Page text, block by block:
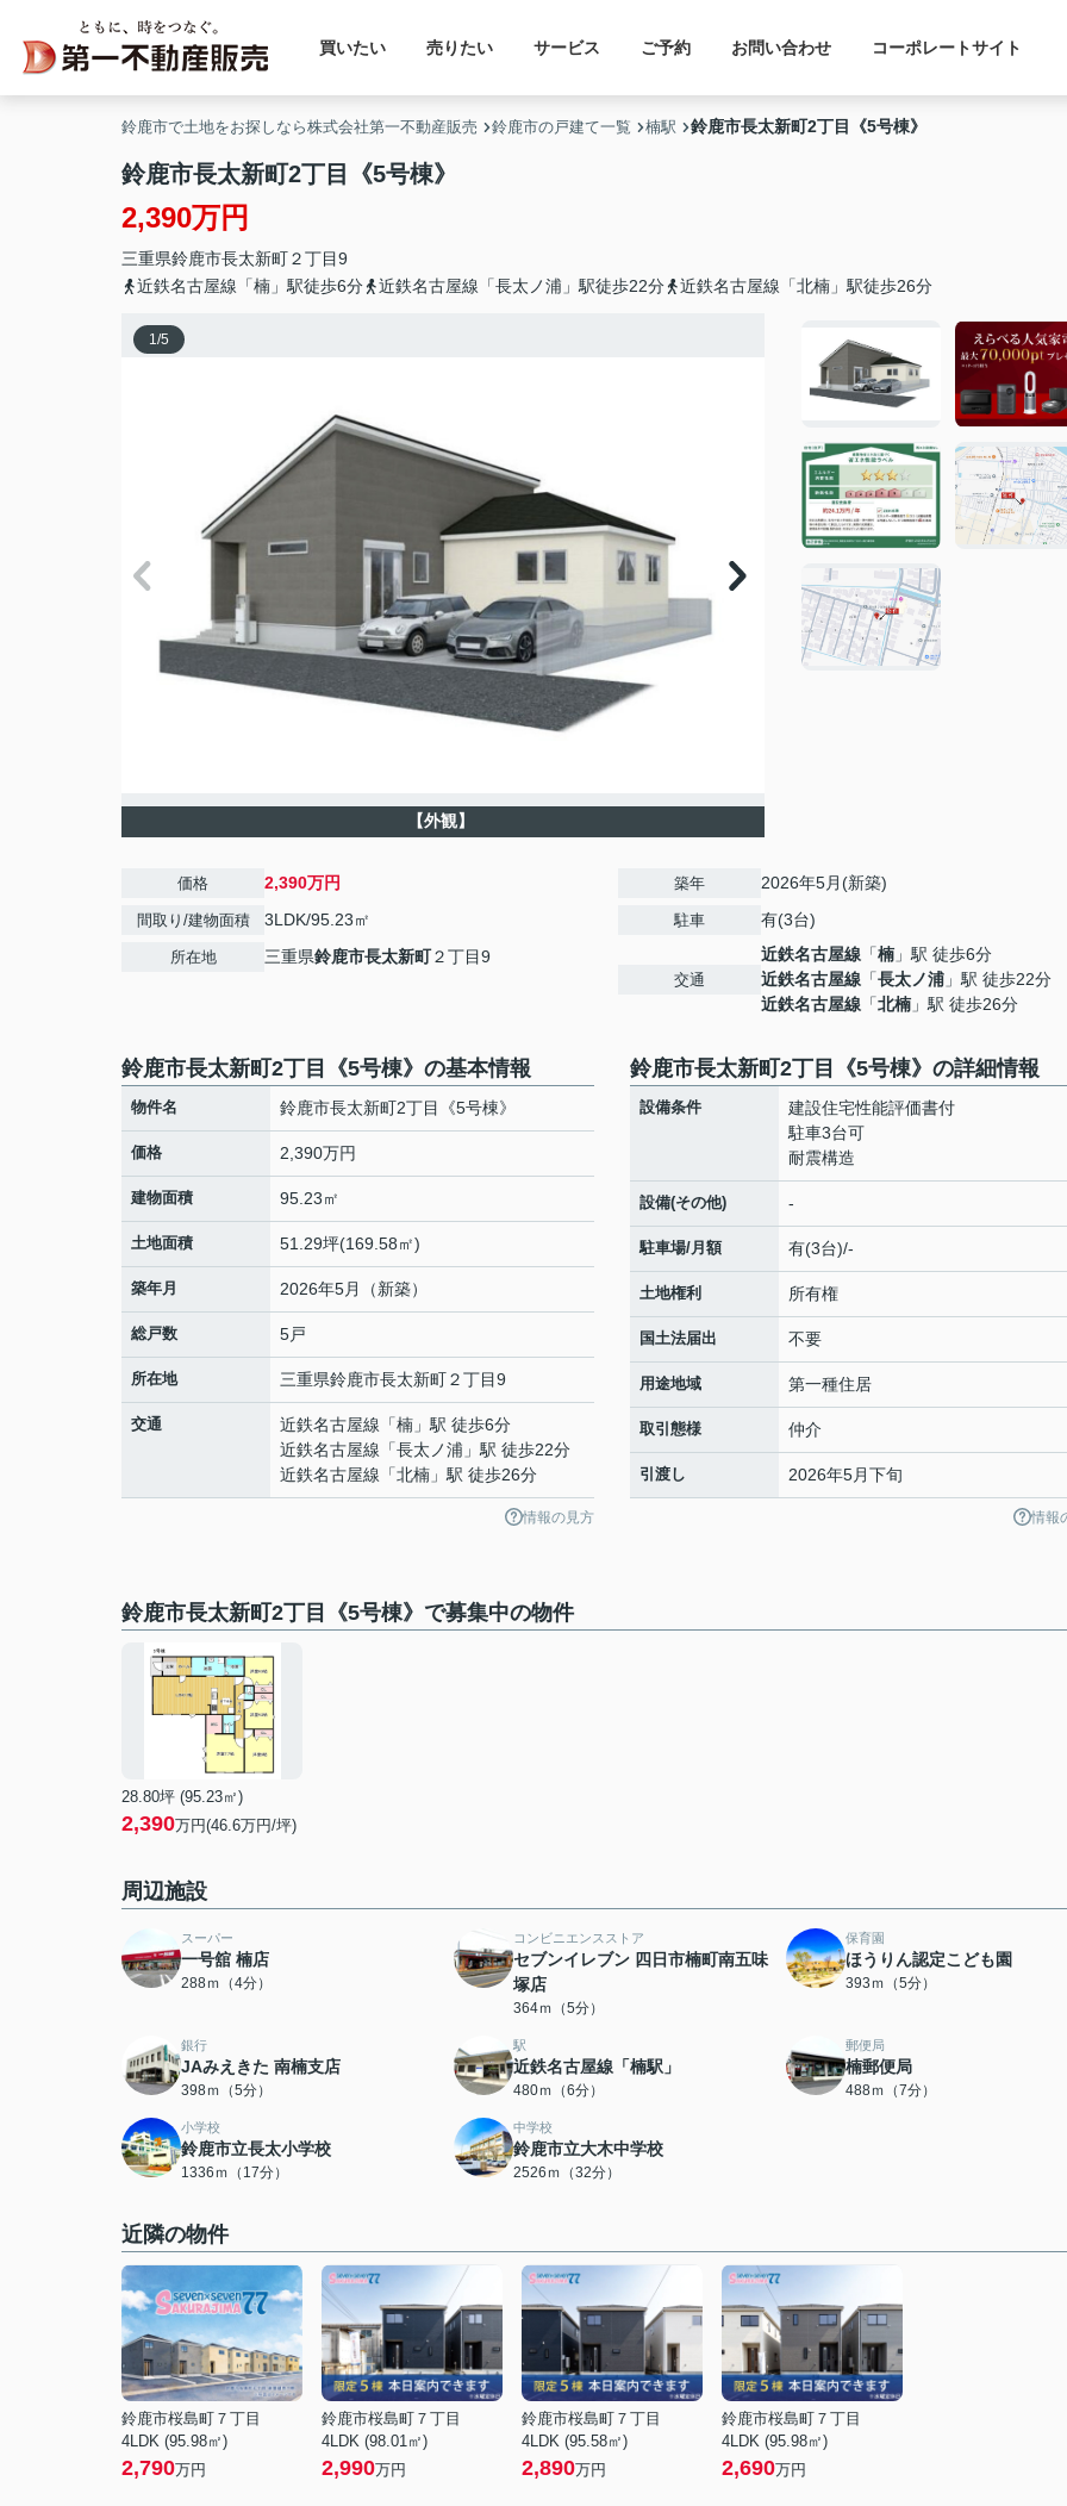
買いたい 売りたい サービス ご予約 お問い合わせ コーポレートサイト
鈴鹿市で土地をお探しなら株式会社第一不動産販売 鈴鹿市の戸建て一覧 楠駅 鈴鹿市長太新町2丁目《5号棟》
鈴鹿市長太新町2丁目《5号棟》
2,390万円
三重県鈴鹿市長太新町２丁目9
近鉄名古屋線「楠」駅徒歩6分
近鉄名古屋線「長太ノ浦」駅徒歩22分 近鉄名古屋線「北楠」駅徒歩26分
1/5
【外観】
価格 2,390万円
間取り/建物面積 3LDK/95.23㎡
所在地 三重県鈴鹿市長太新町２丁目9
築年 2026年5月(新築)
駐車 有(3台)
交通
近鉄名古屋線 「楠」駅 徒歩6分
近鉄名古屋線 「長太ノ浦 」駅 徒歩22分
近鉄名古屋線 「北楠」駅 徒歩26分
鈴鹿市長太新町2丁目《5号棟》の基本情報
物件名 鈴鹿市長太新町2丁目《5号棟》
価格 2,390万円
建物面積 95.23㎡
土地面積 51.29坪(169.58㎡)
築年月 2026年5月（新築）
総戸数 5戸
所在地 三重県鈴鹿市長太新町２丁目9
交通 近鉄名古屋線 「楠 」駅 徒歩6分
近鉄名古屋線 「長太ノ浦 」駅 徒歩22分
近鉄名古屋線 「北楠 」駅 徒歩26分
情報の見方
鈴鹿市長太新町2丁目《5号棟》の詳細情報
設備条件
建設住宅性能評価書付
駐車3台可
耐震構造
設備(その他) -
駐車場/月額 有(3台)/-
土地権利 所有権
国土法届出 不要
用途地域 第一種住居
取引態様 仲介
引渡し 2026年5月下旬
情報
鈴鹿市長太新町2丁目《5号棟》で募集中の物件
28.80坪 (95.23㎡)
2,390万円(46.6万円/坪)
周辺施設
スーパー
一号舘 楠店
288ｍ（4分）
コンビニエンスストア
セブンイレブン 四日市楠町南五味
塚店
364ｍ（5分）
保育園
ほうりん認定こども園
393ｍ（5分）
銀行
JAみえきた 南楠支店
398ｍ（5分）
駅
近鉄名古屋線「楠駅」
480ｍ（6分）
郵便局
楠郵便局
488ｍ（7分）
小学校
鈴鹿市立長太小学校
1336ｍ（17分）
中学校
鈴鹿市立大木中学校
2526ｍ（32分）
近隣の物件
鈴鹿市桜島町７丁目
4LDK (95.98㎡)
2,790万円
鈴鹿市桜島町７丁目
4LDK (98.01㎡)
2,990万円
鈴鹿市桜島町７丁目
4LDK (95.58㎡)
2,890万円
鈴鹿市桜島町７丁目
4LDK (95.98㎡)
2,690万円